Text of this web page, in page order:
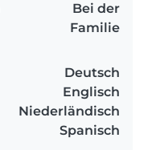
Bei der
Familie
Deutsch
Englisch
Niederländisch
Spanisch